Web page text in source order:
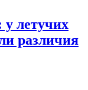
летучих
различия